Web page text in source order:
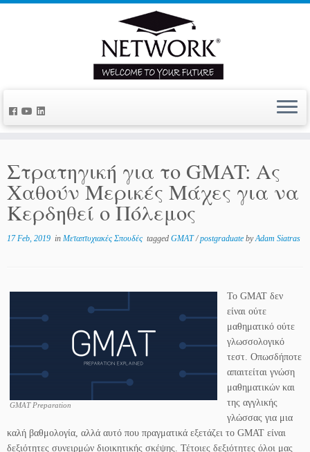
Στρατηγική για το GMAT: Ας
Χαθούν Μερικές Μάχες για να
Κερδηθεί ο Πόλεμος
17 Feb, 2019 in Μεταπτυχιακές Σπουδές tagged GMAT/postgraduate byAdam Siatras
GMAT Preparation
Το GMAT δεν
είναι ούτε
μαθηματικό ούτε
γλωσσολογικό
τεστ. Οπωσδήποτε
απαιτείται γνώση
μαθηματικών και
της αγγλικής
γλώσσας για μια
καλή βαθμολογία, αλλά αυτό που πραγματικά εξετάζει το GMAT είναι
δεξιότητες συνειρμών διοικητικής σκέψης. Τέτοιες δεξιότητες όλοι μας